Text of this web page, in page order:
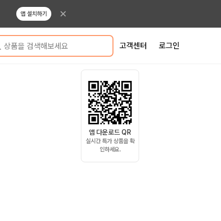
앱 설치하기
상품을 검색해보세요 고객센터 로그인
앱 다운로드 QR
실시간 특가 상품을 확
인하세요.